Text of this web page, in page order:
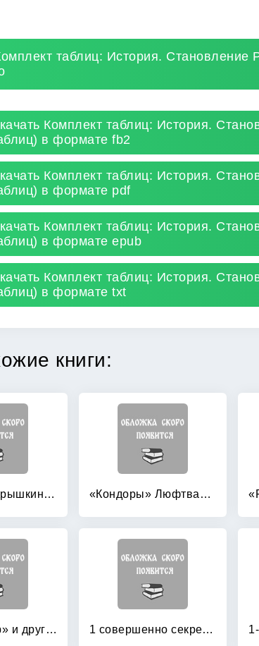
таблиц: История. Становление
Комплект таблиц: История.
в формате fb2
Комплект таблиц: История.
в формате pdf
Комплект таблиц: История.
в формате epub
Комплект таблиц: История.
в формате txt
книги:
«Ахтунг! Покрышкин в воздухе!» «Сталинский сокол» №1 «Кондоры» Люфтваффе: Дальний бомбардировщик и разведчик Fw 200 «Condor»
«Штурм-Тигр» и другие штурмовые танки (+ модель) 1 совершенно секретная таблетка от страха